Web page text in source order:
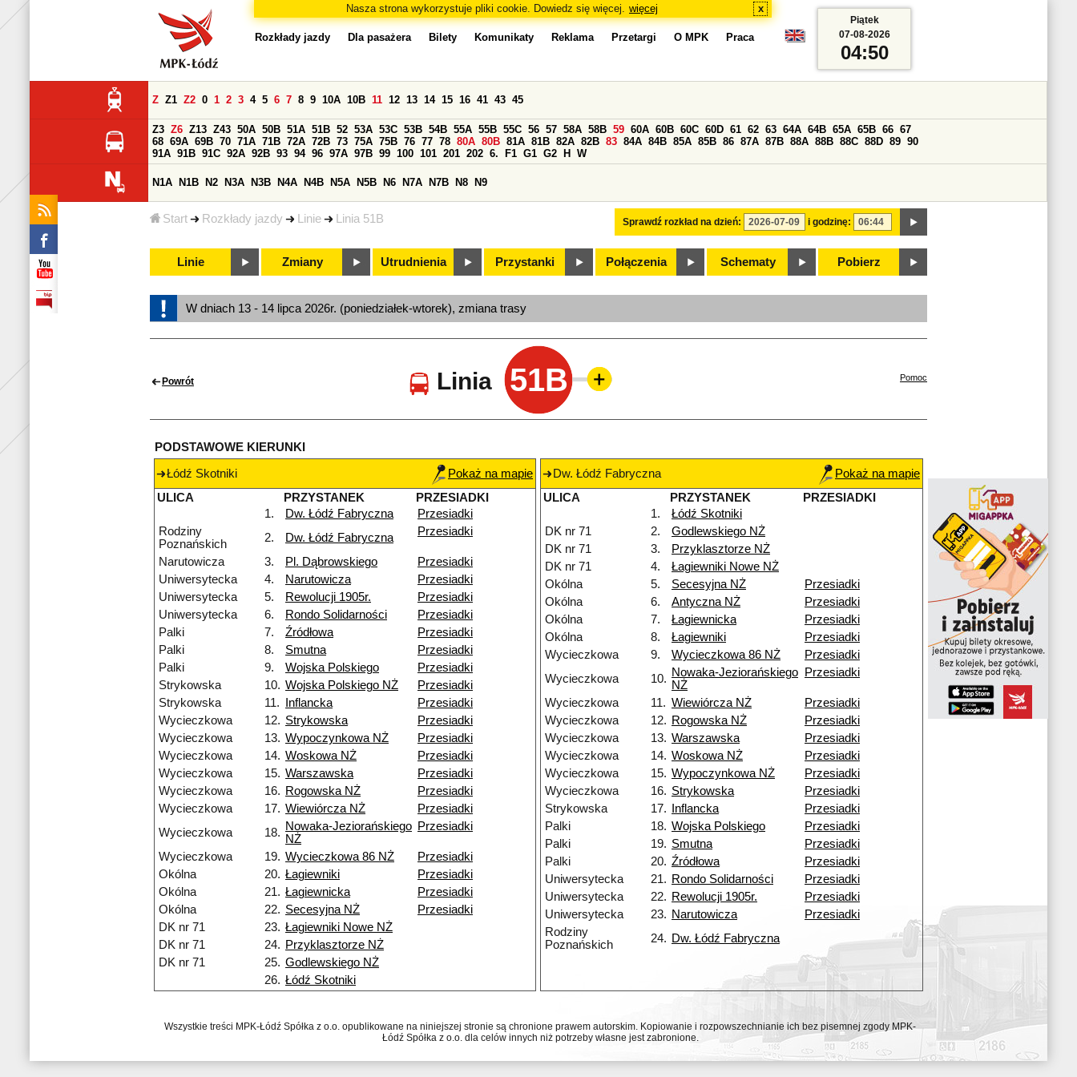
Nasza strona wykorzystuje pliki cookie. Dowiedz się więcej. więcej x
Start Rozkłady jazdy Linie Linia 51B
Rozkłady jazdy Dla pasażera Bilety Komunikaty Reklama Przetargi O MPK Praca
Sprawdź rozkład na dzień: i godzinę:
Z Z1 Z2 0 1 2 3 4 5 6 7 8 9 10A 10B 11 12 13 14 15 16 41 43 45
Z3 Z6 Z13 Z43 50A 50B 51A 51B 52 53A 53C 53B 54B 55A 55B 55C 56 57 58A 58B 59 60A 60B 60C 60D 61 62 63 64A 64B 65A 65B 66 67
68 69A 69B 70 71A 71B 72A 72B 73 75A 75B 76 77 78 80A 80B 81A 81B 82A 82B 83 84A 84B 85A 85B 86 87A 87B 88A 88B 88C 88D 89 90
91A 91B 91C 92A 92B 93 94 96 97A 97B 99 100 101 201 202 6. F1 G1 G2 H W
N1A N1B N2 N3A N3B N4A N4B N5A N5B N6 N7A N7B N8 N9
Linie Zmiany Utrudnienia Przystanki Połączenia Schematy Pobierz
Piątek
07-08-2026
04:50
W dniach 13 - 14 lipca 2026r. (poniedziałek-wtorek), zmiana trasy
Powrót Linia 51B Pomoc
PODSTAWOWE KIERUNKI
Łódź Skotniki
Pokaż na mapie
ULICA
PRZYSTANEK
PRZESIADKI
1.
Dw. Łódź Fabryczna
Przesiadki
Rodziny
Poznańskich
2. Dw. Łódź Fabryczna Przesiadki
Narutowicza 3. Pl. Dąbrowskiego
Przesiadki
Uniwersytecka
4. Narutowicza
Przesiadki
Uniwersytecka
5. Rewolucji 1905r.
Przesiadki
Uniwersytecka
6. Rondo Solidarności
Przesiadki
Palki
7. Źródłowa
Przesiadki
Palki
8. Smutna
Przesiadki
Palki
9. Wojska Polskiego
Przesiadki
Strykowska
10. Wojska Polskiego NŻ
Przesiadki
Strykowska
11. Inflancka
Przesiadki
Wycieczkowa
12. Strykowska
Przesiadki
Wycieczkowa
13. Wypoczynkowa NŻ
Przesiadki
Wycieczkowa
14. Woskowa NŻ
Przesiadki
Wycieczkowa
15. Warszawska
Przesiadki
Wycieczkowa
16. Rogowska NŻ
Przesiadki
Wycieczkowa
17. Wiewiórcza NŻ
Przesiadki
Wycieczkowa
18. Nowaka-Jeziorańskiego
NŻ
Przesiadki
Wycieczkowa 19. Wycieczkowa 86 NŻ
Przesiadki
Okólna
20. Łagiewniki
Przesiadki
Okólna
21. Łagiewnicka
Przesiadki
Okólna
22. Secesyjna NŻ
Przesiadki
DK nr 71
23. Łagiewniki Nowe NŻ
DK nr 71
24. Przyklasztorze NŻ
DK nr 71
25. Godlewskiego NŻ
26. Łódź Skotniki
Dw. Łódź Fabryczna
Pokaż na mapie
ULICA
PRZYSTANEK
PRZESIADKI
1.
Łódź Skotniki
DK nr 71
2.
Godlewskiego NŻ
DK nr 71
3.
Przyklasztorze NŻ
DK nr 71
4.
Łagiewniki Nowe NŻ
Okólna
5. Secesyjna NŻ
Przesiadki
Okólna
6. Antyczna NŻ
Przesiadki
Okólna
7. Łagiewnicka
Przesiadki
Okólna
8. Łagiewniki
Przesiadki
Wycieczkowa
9. Wycieczkowa 86 NŻ
Przesiadki
Wycieczkowa
10. Nowaka-Jeziorańskiego
NŻ
Przesiadki
Wycieczkowa 11. Wiewiórcza NŻ
Przesiadki
Wycieczkowa
12. Rogowska NŻ
Przesiadki
Wycieczkowa
13. Warszawska
Przesiadki
Wycieczkowa
14. Woskowa NŻ
Przesiadki
Wycieczkowa
15. Wypoczynkowa NŻ
Przesiadki
Wycieczkowa
16. Strykowska
Przesiadki
Strykowska
17. Inflancka
Przesiadki
Palki
18. Wojska Polskiego
Przesiadki
Palki
19. Smutna
Przesiadki
Palki
20. Źródłowa
Przesiadki
Uniwersytecka
21. Rondo Solidarności
Przesiadki
Uniwersytecka
22. Rewolucji 1905r.
Przesiadki
Uniwersytecka
23. Narutowicza
Przesiadki
Rodziny
Poznańskich
24. Dw. Łódź Fabryczna
Wszystkie treści MPK-Łódź Spółka z o.o. opublikowane na niniejszej stronie są chronione prawem autorskim. Kopiowanie i rozpowszechnianie ich bez pisemnej zgody MPK-
Łódź Spółka z o.o. dla celów innych niż potrzeby własne jest zabronione.